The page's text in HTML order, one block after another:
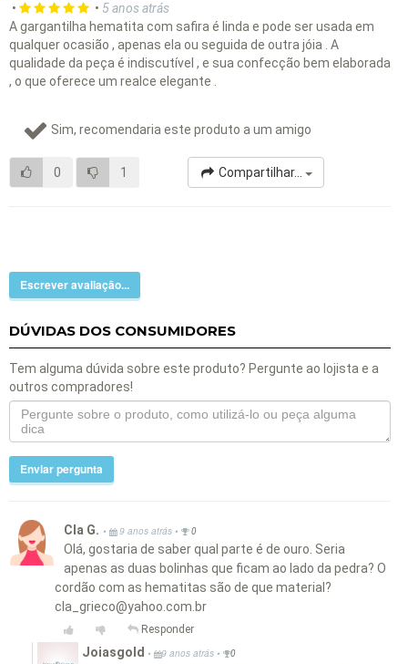
•
• 5 anos atrás
A gargantilha hematita com safira é linda e pode ser usada em
qualquer ocasião , apenas ela ou seguida de outra jóia . A
qualidade da peça é indiscutível , e sua confecção bem elaborada
, o que oferece um realce elegante .
Sim, recomendaria este produto a um amigo
0 1 Compartilhar...
Escrever avaliação...
DÚVIDAS DOS CONSUMIDORES
Tem alguma dúvida sobre este produto? Pergunte ao lojista e a
outros compradores!
Enviar pergunta
Cla G. • 9 anos atrás • 0
Olá, gostaria de saber qual parte é de ouro. Seria
apenas as duas bolinhas que ficam ao lado da pedra? O
cordão com as hematitas são de que material?
cla_grieco@yahoo.com.br
Responder
Joiasgold • 9 anos atrás • 0